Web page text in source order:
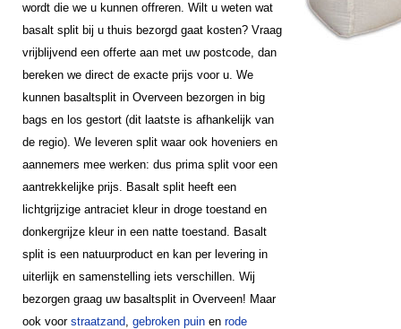
wordt die we u kunnen offreren. Wilt u weten wat
basalt split bij u thuis bezorgd gaat kosten? Vraag
vrijblijvend een offerte aan met uw postcode, dan
bereken we direct de exacte prijs voor u. We
kunnen basaltsplit in Overveen bezorgen in big
bags en los gestort (dit laatste is afhankelijk van
de regio). We leveren split waar ook hoveniers en
aannemers mee werken: dus prima split voor een
aantrekkelijke prijs. Basalt split heeft een
lichtgrijzige antraciet kleur in droge toestand en
donkergrijze kleur in een natte toestand. Basalt
split is een natuurproduct en kan per levering in
uiterlijk en samenstelling iets verschillen. Wij
bezorgen graag uw basaltsplit in Overveen! Maar
ook voor straatzand, gebroken puin en rode